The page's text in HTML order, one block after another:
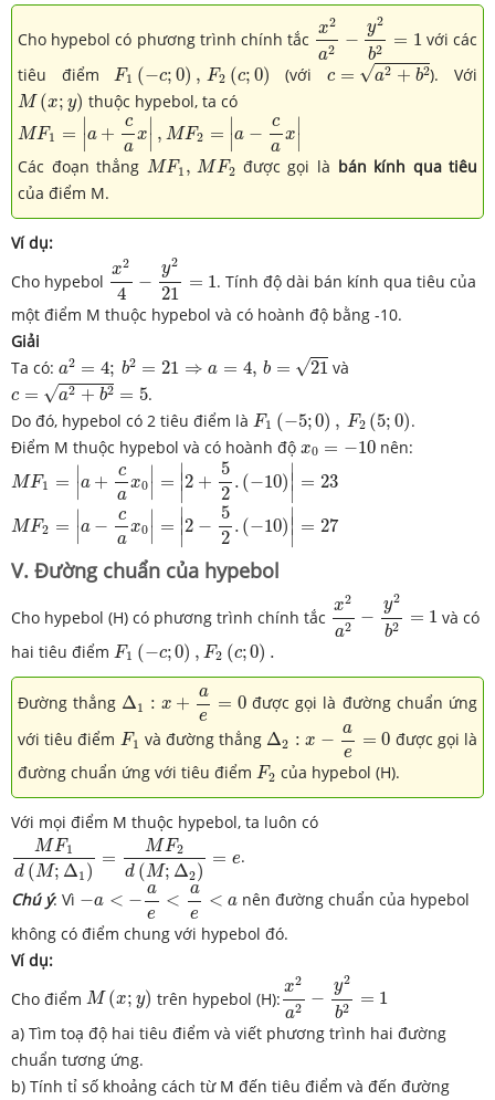
Cho hypebol có phương trình chính tắc
x2
a2 −
y2
b2 = 1
2a y2
với các
tiêu điểm F1 (−c; 0) , F2 (c; 0)
F1 (− 0),F (c 0 (với c = √a2 + b2
c +b2 ). Với
M (x; y)
M(x thuộc hypebol, ta có
MF1 = ∣
∣a +
c
a
x∣
∣ , MF2 = ∣
∣a −
c
a
x∣
∣
M F1=|a+cax|,MF2=| a− ca
Các đoạn thẳng MF1 , MF2
MF1 MF2 được gọi là bán kính qua tiêu
của điểm M.
Ví dụ:
Cho hypebol
x2
4
−
y2
21
= 1
2 221
. Tính độ dài bán kính qua tiêu của
một điểm M thuộc hypebol và có hoành độ bằng -10.
Giải
Ta có: a2 = 4; b2 = 21 ⇒ a = 4, b = √21
2 ;b 2= ⇒ 21 và
c = √a2 + b2 = 5
c= a2+b2=5
.
Do đó, hypebol có 2 tiêu điểm là F1 (−5;0) , F2 (5; 0)
F1 (− 5;0),F (5 0)
.
Điểm M thuộc hypebol và có hoành độ x0 = −10
x0 =− 10 nên:
MF1 = ∣
∣a +
c
a
x0
∣
∣ = ∣∣
∣2 +
5
2
. (−10) ∣∣
∣ = 23
MF1 =| a+cax 0|=|2+52 .(−10)|= 23
MF2 = ∣
∣a −
c
a
x0
∣
∣ = ∣∣
∣2 −
5
2
. (−10) ∣∣
∣ = 27
a x0 | − −10 27
V. Đường chuẩn của hypebol
Cho hypebol (H) có phương trình chính tắc
x2
a2 −
y2
b2 = 1
2 2
và có
hai tiêu điểm F1 (−c;0) , F2 (c;0) .
F1 (− ;0),F 2(c 0).
Đường thẳng Δ1 : x +
a
e
= 0
=0
được gọi là đường chuẩn ứng
với tiêu điểm F1
F1 và đường thẳng Δ2 : x −
a
e
= 0
=0
được gọi là
đường chuẩn ứng với tiêu điểm F2
F2 của hypebol (H).
Với mọi điểm M thuộc hypebol, ta luôn có
MF1
d (M; Δ1 )
=
MF2
d (M; Δ2)
= e
MF1d(M;Δ1 )= MF2d(M;Δ2)= e
.
Chú ý: Vì −a < −
a
e
<
a
e
< a
−a ae<ae<a
nên đường chuẩn của hypebol
không có điểm chung với hypebol đó.
Ví dụ:
Cho điểm M (x; y)
M(x;y ) trên hypebol (H):
x2
a2 −
y2
b2 = 1
2 y2
a) Tìm toạ độ hai tiêu điểm và viết phương trình hai đường
chuẩn tương ứng.
b) Tính tỉ số khoảng cách từ M đến tiêu điểm và đến đường